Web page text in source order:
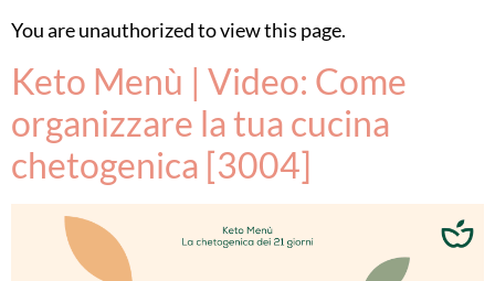
You are unauthorized to view this page.
Keto Menù | Video: Come
organizzare la tua cucina
chetogenica [3004]